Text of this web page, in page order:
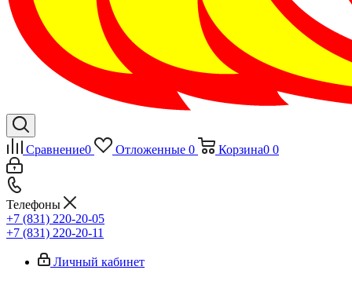
Сравнение0 Отложенные 0 Корзина0 0
Телефоны
+7 (831) 220-20-05
+7 (831) 220-20-11
Личный кабинет